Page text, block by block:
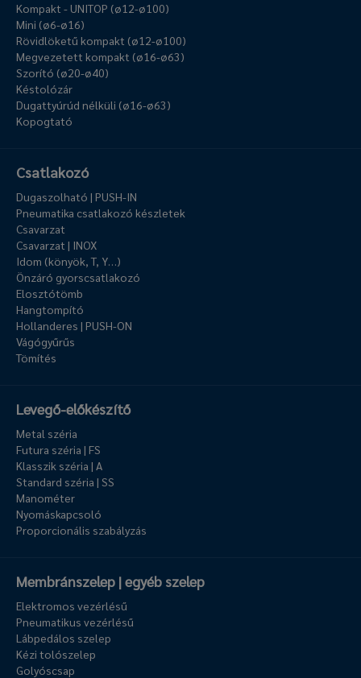
Kompakt - UNITOP (ø12-ø100)
Mini (ø6-ø16)
Rövidlöketű kompakt (ø12-ø100)
Megvezetett kompakt (ø16-ø63)
Szorító (ø20-ø40)
Késtolózár
Dugattyúrúd nélküli (ø16-ø63)
Kopogtató
Csatlakozó
Dugaszolható | PUSH-IN
Pneumatika csatlakozó készletek
Csavarzat
Csavarzat | INOX
Idom (könyök, T, Y…)
Önzáró gyorscsatlakozó
Elosztótömb
Hangtompító
Hollanderes | PUSH-ON
Vágógyűrűs
Tömítés
Levegő-előkészítő
Metal széria
Futura széria | FS
Klasszik széria | A
Standard széria | SS
Manométer
Nyomáskapcsoló
Proporcionális szabályzás
Membránszelep | egyéb szelep
Elektromos vezérlésű
Pneumatikus vezérlésű
Lábpedálos szelep
Kézi tolószelep
Golyóscsap